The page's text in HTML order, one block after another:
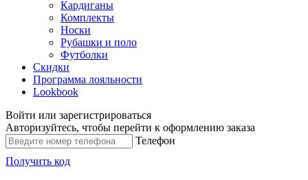
Кардиганы
Комплекты
Носки
Рубашки и поло
Футболки
Скидки
Программа лояльности
Lookbook
Войти или зарегистрироваться
Авторизуйтесь, чтобы перейти к оформлению заказа
Телефон
Получить код